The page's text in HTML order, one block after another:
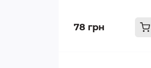
78 грн